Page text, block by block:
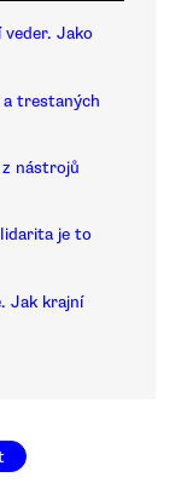
Jako
trestaných
nástrojů
je to
Jak krajní